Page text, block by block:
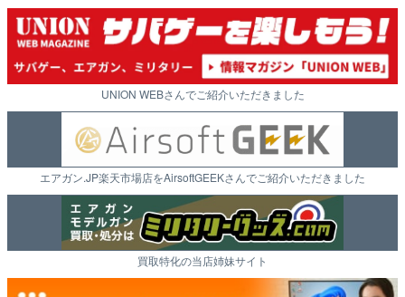
UNION WEBさんでご紹介いただきました
エアガン.JP楽天市場店をAirsoftGEEKさんでご紹介いただきました
買取特化の当店姉妹サイト